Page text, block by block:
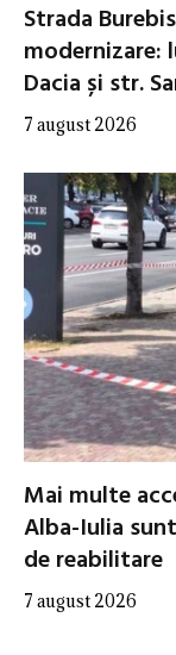
Strada
modernizare:
Dacia și str.
7 august 2026
Mai multe
Alba-Iulia
de reabilitare
7 august 2026